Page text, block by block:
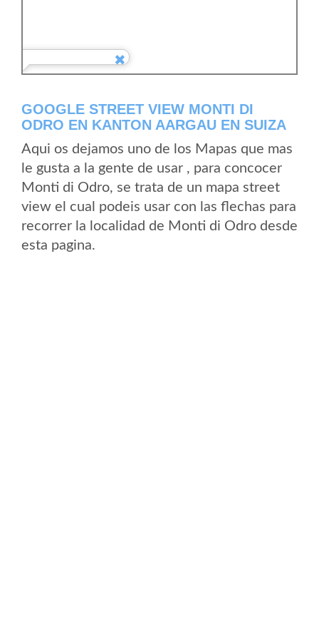
GOOGLE STREET VIEW MONTI DI
ODRO EN KANTON AARGAU EN SUIZA
Aqui os dejamos uno de los Mapas que mas
le gusta a la gente de usar , para concocer
Monti di Odro, se trata de un mapa street
view el cual podeis usar con las flechas para
recorrer la localidad de Monti di Odro desde
esta pagina.